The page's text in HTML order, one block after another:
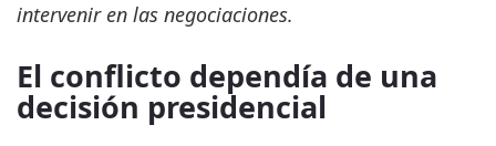
intervenir en las negociaciones.
El conflicto dependía de una
decisión presidencial